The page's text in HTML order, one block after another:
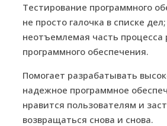
Тестирование программного
не просто галочка в списке
неотъемлемая часть процесса
программного обеспечения.
Помогает разрабатывать
надежное программное
нравится пользователям и
возвращаться снова и снова.